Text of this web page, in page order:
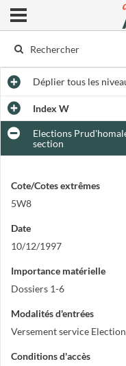
Ouvrir le menu déroulant
Dépliertous les
Index W
Elections
section
Cote/Cotes extrêmes
5W8
Date
10/12/1997
Importance matérielle
Dossiers 1-6
Modalités d'entrées
Versement service
Conditions d'accès